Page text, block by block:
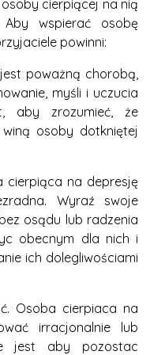
cierpiącej na nią
wspierać osobę
powinni:
poważną chorobą,
myśli i uczucia
aby zrozumieć, że
osoby dotkniętej
cierpiąca na depresję
Wyraź swoje
osądu lub radzenia
obecnym dla nich i
ich dolegliwościami
Osoba cierpiaca na
irracjonalnie lub
jest aby pozostac